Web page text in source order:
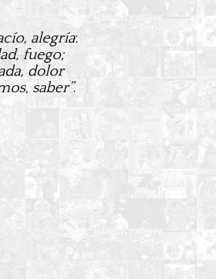
alegría;
fuego;
dolor
saber”.